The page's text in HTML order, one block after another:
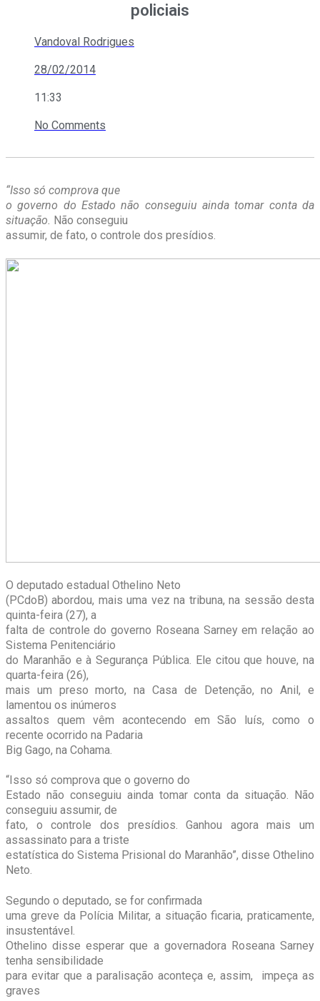
policiais
Vandoval Rodrigues
28/02/2014
11:33
No Comments
“Isso só comprova que
o governo do Estado não conseguiu ainda tomar conta da
situação. Não conseguiu
assumir, de fato, o controle dos presídios.
O deputado estadual Othelino Neto
(PCdoB) abordou, mais uma vez na tribuna, na sessão desta
quinta-feira (27), a
falta de controle do governo Roseana Sarney em relação ao
Sistema Penitenciário
do Maranhão e à Segurança Pública. Ele citou que houve, na
quarta-feira (26),
mais um preso morto, na Casa de Detenção, no Anil, e
lamentou os inúmeros
assaltos quem vêm acontecendo em São luís, como o
recente ocorrido na Padaria
Big Gago, na Cohama.
“Isso só comprova que o governo do
Estado não conseguiu ainda tomar conta da situação. Não
conseguiu assumir, de
fato, o controle dos presídios. Ganhou agora mais um
assassinato para a triste
estatística do Sistema Prisional do Maranhão”, disse Othelino
Neto.
Segundo o deputado, se for confirmada
uma greve da Polícia Militar, a situação ficaria, praticamente,
insustentável.
Othelino disse esperar que a governadora Roseana Sarney
tenha sensibilidade
para evitar que a paralisação aconteça e, assim, impeça as
graves